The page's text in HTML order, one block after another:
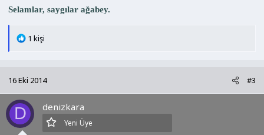
Selamlar, saygılar ağabey.
T
i
l
e
r
1 kişi
16 Eki 2014 #3
D denizkara
Yeni Üye